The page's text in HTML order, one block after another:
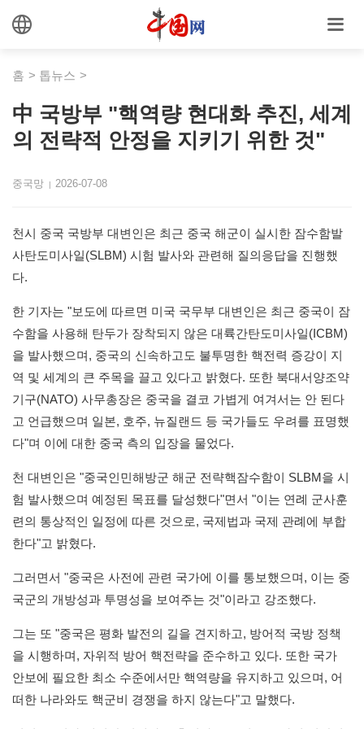
홈 > 톱뉴스 >
中 국방부 "핵역량 현대화 추진, 세계
의 전략적 안정을 지키기 위한 것"
중국망 | 2026-07-08
천시 중국 국방부 대변인은 최근 중국 해군이 실시한 잠수함발
사탄도미사일(SLBM) 시험 발사와 관련해 질의응답을 진행했
다.
한 기자는 "보도에 따르면 미국 국무부 대변인은 최근 중국이 잠
수함을 사용해 탄두가 장착되지 않은 대륙간탄도미사일(ICBM)
을 발사했으며, 중국의 신속하고도 불투명한 핵전력 증강이 지
역 및 세계의 큰 주목을 끌고 있다고 밝혔다. 또한 북대서양조약
기구(NATO) 사무총장은 중국을 결코 가볍게 여겨서는 안 된다
고 언급했으며 일본, 호주, 뉴질랜드 등 국가들도 우려를 표명했
다"며 이에 대한 중국 측의 입장을 물었다.
천 대변인은 "중국인민해방군 해군 전략핵잠수함이 SLBM을 시
험 발사했으며 예정된 목표를 달성했다"면서 "이는 연례 군사훈
련의 통상적인 일정에 따른 것으로, 국제법과 국제 관례에 부합
한다"고 밝혔다.
그러면서 "중국은 사전에 관련 국가에 이를 통보했으며, 이는 중
국군의 개방성과 투명성을 보여주는 것"이라고 강조했다.
그는 또 "중국은 평화 발전의 길을 견지하고, 방어적 국방 정책
을 시행하며, 자위적 방어 핵전략을 준수하고 있다. 또한 국가
안보에 필요한 최소 수준에서만 핵역량을 유지하고 있으며, 어
떠한 나라와도 핵군비 경쟁을 하지 않는다"고 말했다.